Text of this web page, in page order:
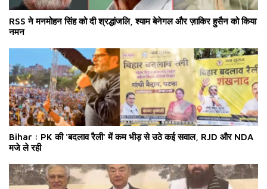
RSS ने मनमोहन सिंह को दी श्रद्धांजलि, श्याम बेनेगल और ज़ाकिर हुसैन को किया
नमन
Bihar : PK की 'बदलाव रैली' में कम भीड़ से उठे कई सवाल, RJD और NDA
मजे ले रही